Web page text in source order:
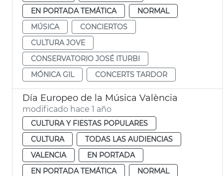
EN PORTADA TEMÁTICA
NORMAL
MÚSICA
CONCIERTOS
CULTURA JOVE
CONSERVATORIO JOSÉ ITURBI
MÓNICA GIL
CONCERTS TARDOR
Día Europeo de la Música València
modificado hace 1 año
CULTURA Y FIESTAS POPULARES
CULTURA
TODAS LAS AUDIENCIAS
VALENCIA
EN PORTADA
EN PORTADA TEMÁTICA
NORMAL